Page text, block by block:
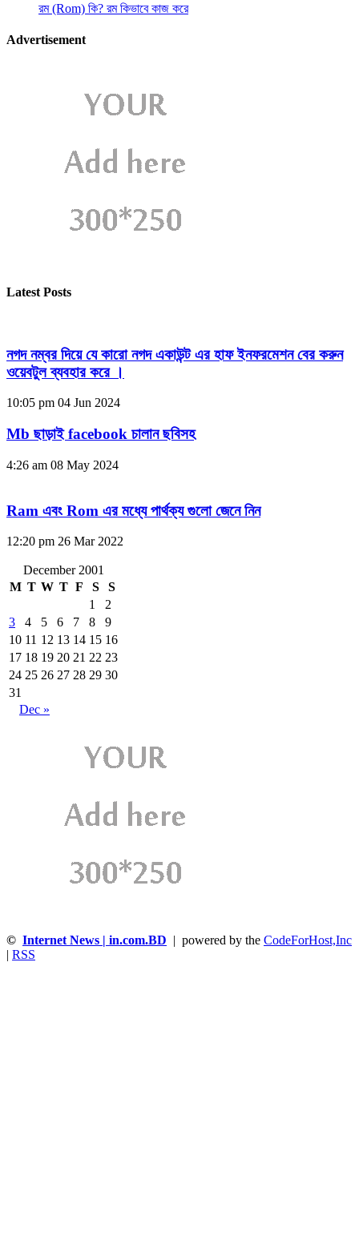
রম (Rom) কি? রম কিভাবে কাজ করে
Advertisement
Latest Posts
নগদ নম্বর দিয়ে যে কারো নগদ একাউন্ট এর হাফ ইনফরমেশন বের করুন
ওয়েবটুল ব্যবহার করে ।
10:05 pm 04 Jun 2024
Mb ছাড়াই facebook চালান ছবিসহ
4:26 am 08 May 2024
Ram এবং Rom এর মধ্যে পার্থক্য গুলো জেনে নিন
12:20 pm 26 Mar 2022
December 2001
M T W T F S
S
1
2
3
4 5 6 7 8
9
10 11 12 13 14 15 16
17 18 19 20 21 22 23
24 25 26 27 28 29 30
31
Dec »
© Internet News | in.com.BD | powered by the CodeForHost,Inc
| RSS